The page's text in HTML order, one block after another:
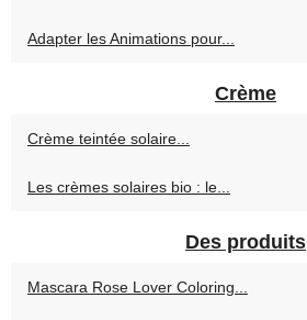
Adapter les Animations pour...
Crème
Crème teintée solaire...
Les crèmes solaires bio : le...
Des produits
Mascara Rose Lover Coloring...